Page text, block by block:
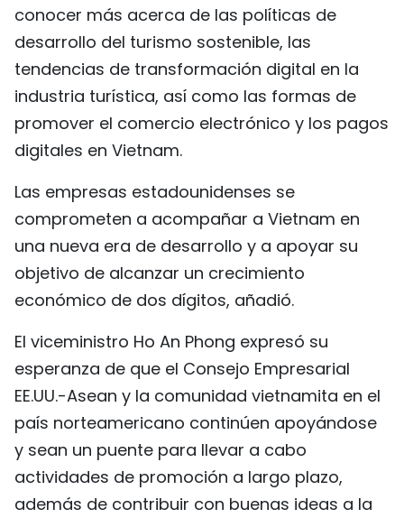
conocer más acerca de las políticas de
desarrollo del turismo sostenible, las
tendencias de transformación digital en la
industria turística, así como las formas de
promover el comercio electrónico y los pagos
digitales en Vietnam.
Las empresas estadounidenses se
comprometen a acompañar a Vietnam en
una nueva era de desarrollo y a apoyar su
objetivo de alcanzar un crecimiento
económico de dos dígitos, añadió.
El viceministro Ho An Phong ​​expresó su
esperanza de que el Consejo Empresarial
EE.UU.-Asean y la comunidad vietnamita en el
país norteamericano continúen apoyándose
y sean un puente para llevar a cabo
actividades de promoción a largo plazo,
además de contribuir con buenas ideas a la